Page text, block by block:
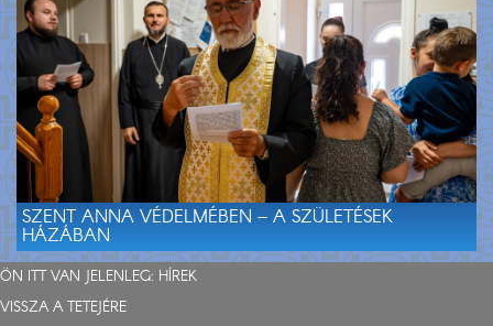
SZENT ANNA VÉDELMÉBEN – A SZÜLETÉSEK
HÁZÁBAN
ÖN ITT VAN JELENLEG: HÍREK
VISSZA A TETEJÉRE